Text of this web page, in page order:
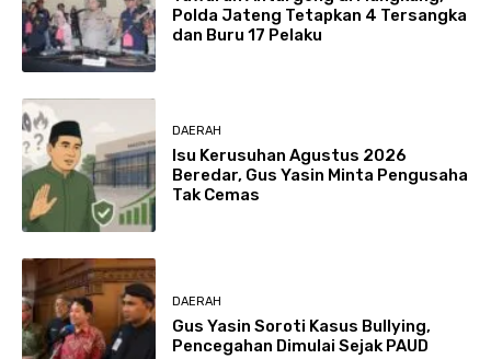
Polda Jateng Tetapkan 4 Tersangka
dan Buru 17 Pelaku
DAERAH
Isu Kerusuhan Agustus 2026
Beredar, Gus Yasin Minta Pengusaha
Tak Cemas
DAERAH
Gus Yasin Soroti Kasus Bullying,
Pencegahan Dimulai Sejak PAUD